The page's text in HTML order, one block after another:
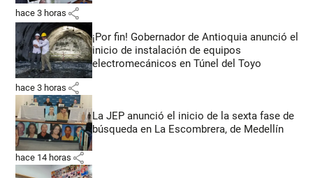
hace 3 horas share
¡Por fin! Gobernador de Antioquia anunció el
inicio de instalación de equipos
electromecánicos en Túnel del Toyo
hace 3 horas share
La JEP anunció el inicio de la sexta fase de
búsqueda en La Escombrera, de Medellín
hace 14 horas share